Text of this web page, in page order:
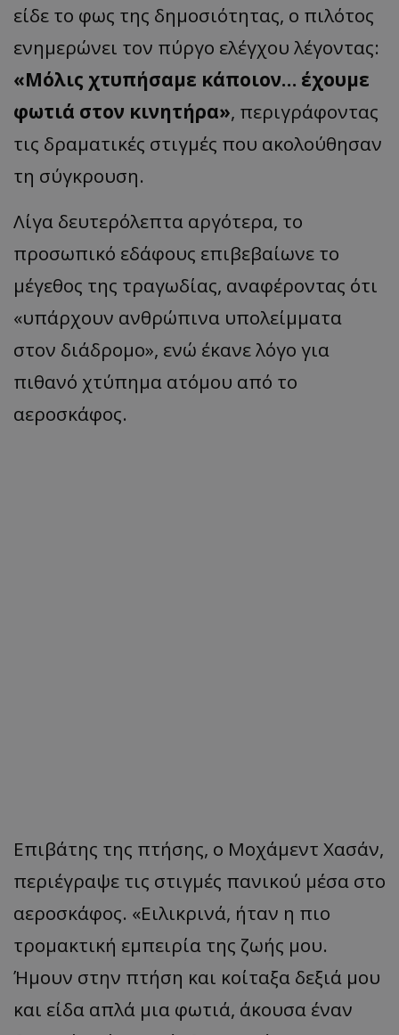
είδε το φως της δημοσιότητας, ο πιλότος
ενημερώνει τον πύργο ελέγχου λέγοντας:
«Μόλις χτυπήσαμε κάποιον… έχουμε
φωτιά στον κινητήρα», περιγράφοντας
τις δραματικές στιγμές που ακολούθησαν
τη σύγκρουση.
Λίγα δευτερόλεπτα αργότερα, το
προσωπικό εδάφους επιβεβαίωνε το
μέγεθος της τραγωδίας, αναφέροντας ότι
«υπάρχουν ανθρώπινα υπολείμματα
στον διάδρομο», ενώ έκανε λόγο για
πιθανό χτύπημα ατόμου από το
αεροσκάφος.
Επιβάτης της πτήσης, ο Μοχάμεντ Χασάν,
περιέγραψε τις στιγμές πανικού μέσα στο
αεροσκάφος. «Ειλικρινά, ήταν η πιο
τρομακτική εμπειρία της ζωής μου.
Ήμουν στην πτήση και κοίταξα δεξιά μου
και είδα απλά μια φωτιά, άκουσα έναν